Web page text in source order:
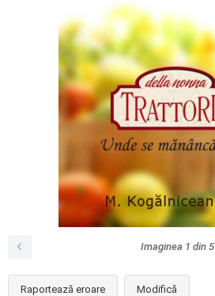
Imaginea 1 din 5
Raportează eroare Modifică